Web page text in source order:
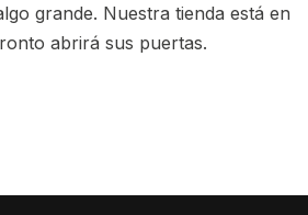
grande. Nuestra tienda está en
abrirá sus puertas.